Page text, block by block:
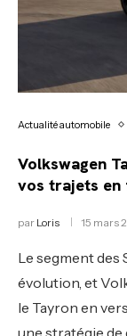
Actualité automobile
Volkswagen
vos trajets en
par Loris 15 mars
Le segment des
évolution, et
le Tayron en
une stratégie de